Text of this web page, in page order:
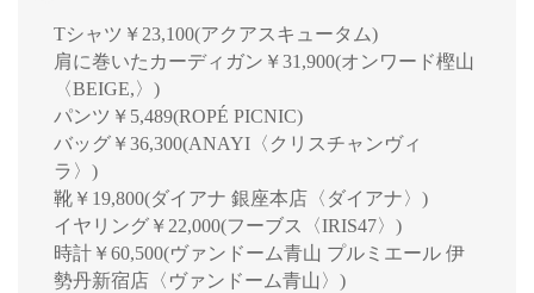
Tシャツ￥23,100(アクアスキュータム)
肩に巻いたカーディガン￥31,900(オンワード樫山
〈BEIGE,〉)
パンツ￥5,489(ROPÉ PICNIC)
バッグ￥36,300(ANAYI〈クリスチャンヴィ
ラ〉)
靴￥19,800(ダイアナ 銀座本店〈ダイアナ〉)
イヤリング￥22,000(フーブス〈IRIS47〉)
時計￥60,500(ヴァンドーム青山 プルミエール 伊
勢丹新宿店〈ヴァンドーム青山〉)